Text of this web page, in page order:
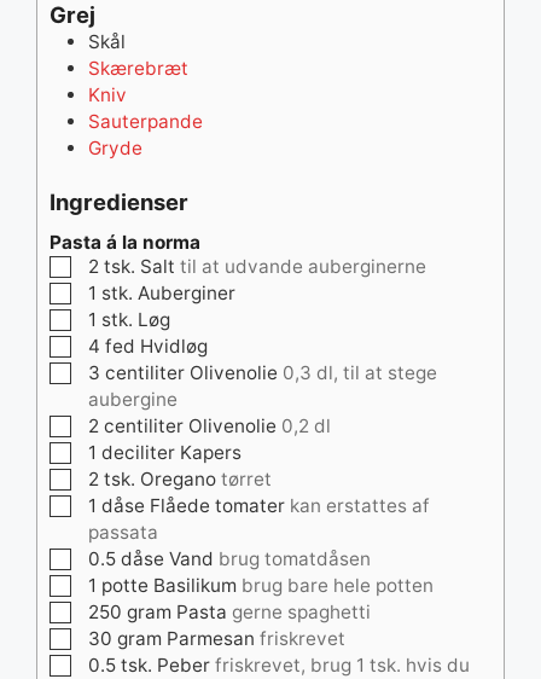
Grej
Skål
Skærebræt
Kniv
Sauterpande
Gryde
Ingredienser
Pasta á la norma
▢
2 tsk. Salt til at udvande auberginerne
▢1 stk. Auberginer
▢1 stk. Løg
▢
4 fed Hvidløg
▢
3 centiliter Olivenolie 0,3 dl, til at stege
aubergine
▢
2 centiliter Olivenolie 0,2 dl
▢1 deciliter Kapers
▢
2 tsk. Oregano tørret
▢1 dåse Flåede tomater kan erstattes af
passata
▢
0.5 dåse Vand brug tomatdåsen
▢1 potte Basilikum brug bare hele potten
▢
250 gram Pasta gerne spaghetti
▢
30 gram Parmesan friskrevet
▢
0.5 tsk. Peber friskrevet, brug 1 tsk. hvis du